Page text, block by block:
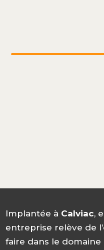
Implantée à Calviac,
entreprise relève de
faire dans le